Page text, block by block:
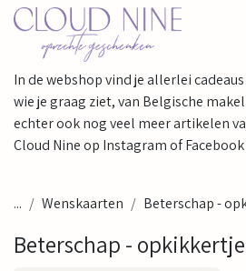
Overslaan naar inhoud
In de webshop vind je allerlei
wie je graag ziet, van Belgische
echter ook nog veel meer artikelen
Cloud Nine op Instagram of
... Wenskaarten Beterschap -
Beterschap - opkikkertje